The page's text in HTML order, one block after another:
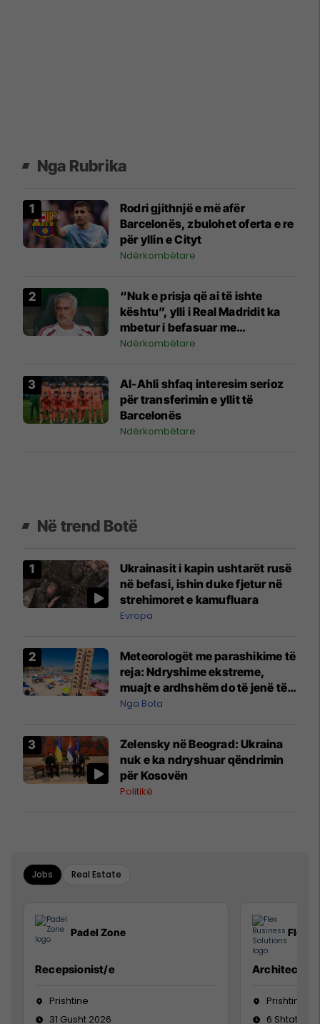
Nga Rubrika
Rodri gjithnjë e më afër
Barcelonës, zbulohet oferta e re
për yllin e Cityt
Ndërkombëtare
“Nuk e prisja që ai të ishte
kështu”, ylli i Real Madridit ka
mbetur i befasuar me
Mourinhon
Ndërkombëtare
Al-Ahli shfaq interesim serioz
për transferimin e yllit të
Barcelonës
Ndërkombëtare
Në trend Botë
Ukrainasit i kapin ushtarët rusë
në befasi, ishin duke fjetur në
strehimoret e kamufluara
Evropa
Meteorologët me parashikime të
reja: Ndryshime ekstreme,
muajt e ardhshëm do të jenë të
pazakontë
Nga Bota
Zelensky në Beograd: Ukraina
nuk e ka ndryshuar qëndrimin
për Kosovën
Politikë
Jobs Real Estate
Padel Zone
Recepsionist/e
Prishtine
31 Gusht 2026
Flex
Architect
Prishtinë
6 Shtator